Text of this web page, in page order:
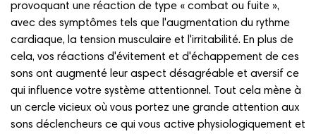
provoquant une réaction de type « combat ou fuite »,
avec des symptômes tels que l'augmentation du rythme
cardiaque, la tension musculaire et l'irritabilité. En plus de
cela, vos réactions d'évitement et d'échappement de ces
sons ont augmenté leur aspect désagréable et aversif ce
qui influence votre système attentionnel. Tout cela mène à
un cercle vicieux où vous portez une grande attention aux
sons déclencheurs ce qui vous active physiologiquement et